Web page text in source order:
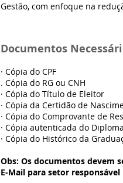
Gestão, com enfoque na
Documentos
· Cópia do CPF
. Cópia do RG ou CNH
· Cópia do Título de Eleitor
· Cópia da Certidão de
· Cópia do Comprovante de
· Cópia autenticada do
· Cópia do Histórico da
Obs: Os documentos devem
E-Mail para setor